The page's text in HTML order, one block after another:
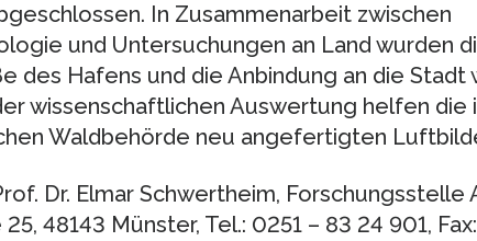
In Zusammenarbeit zwischen
und Untersuchungen an Land wurden
des Hafens und die Anbindung an die Stadt
wissenschaftlichen Auswertung helfen die
Waldbehörde neu angefertigten
Dr. Elmar Schwertheim, Forschungsstelle
48143 Münster, Tel.: 0251 – 83 24 901,